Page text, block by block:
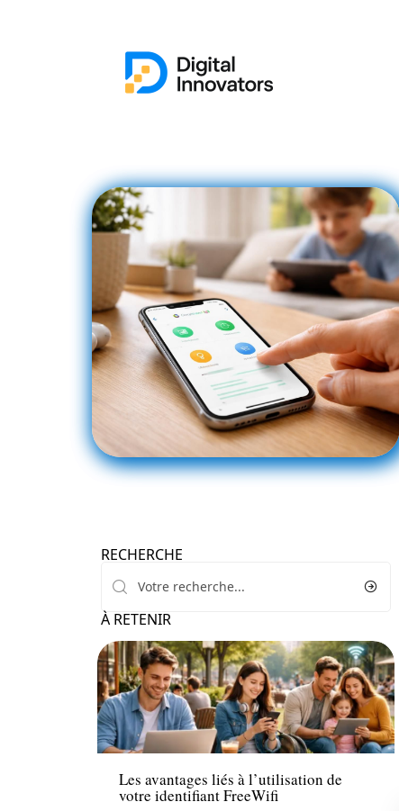
RECHERCHE
À RETENIR
Web
Les avantages liés à l’utilisation de
votre identifiant FreeWifi